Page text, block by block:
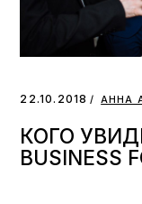
22.10.2018 АННА
КОГО
BUSINESS